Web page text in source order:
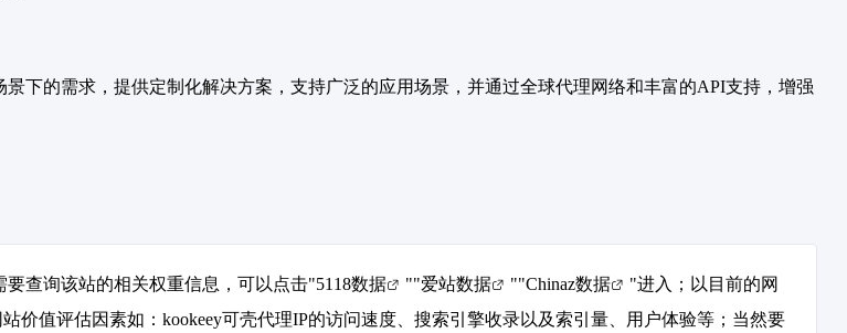
下的需求，提供定制化解决方案，支持广泛的应用场景，并通过全球代理网络和丰富的API支持，增强
要查询该站的相关权重信息，可以点击"5118数据 ""爱站数据 ""Chinaz数据
"进入；以目前的网
价值评估因素如：kookeey可壳代理IP的访问速度、搜索引擎收录以及索引量、用户体验等；当然要